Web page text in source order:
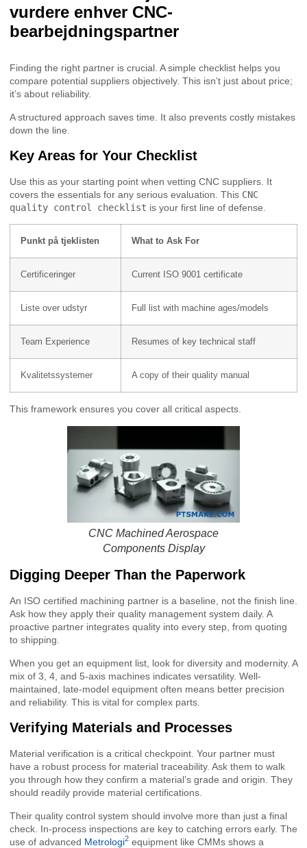
vurdere enhver CNC-
bearbejdningspartner
Finding the right partner is crucial. A simple checklist helps you
compare potential suppliers objectively. This isn’t just about price;
it’s about reliability.
A structured approach saves time. It also prevents costly mistakes
down the line.
Key Areas for Your Checklist
Use this as your starting point when vetting CNC suppliers. It
covers the essentials for any serious evaluation. This CNC
quality control checklist is your first line of defense.
Punkt på tjeklisten What to Ask For
Certificeringer Current ISO 9001 certificate
Liste over udstyr Full list with machine ages/models
Team Experience Resumes of key technical staff
Kvalitetssystemer A copy of their quality manual
This framework ensures you cover all critical aspects.
CNC Machined Aerospace
Components Display
Digging Deeper Than the Paperwork
An ISO certified machining partner is a baseline, not the finish line.
Ask how they apply their quality management system daily. A
proactive partner integrates quality into every step, from quoting
to shipping.
When you get an equipment list, look for diversity and modernity. A
mix of 3, 4, and 5-axis machines indicates versatility. Well-
maintained, late-model equipment often means better precision
and reliability. This is vital for complex parts.
Verifying Materials and Processes
Material verification is a critical checkpoint. Your partner must
have a robust process for material traceability. Ask them to walk
you through how they confirm a material’s grade and origin. They
should readily provide material certifications.
Their quality control system should involve more than just a final
check. In-process inspections are key to catching errors early. The
use of advanced Metrologi2 equipment like CMMs shows a